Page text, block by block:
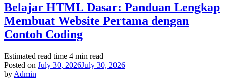
Belajar HTML Dasar: Panduan Lengkap
Membuat Website Pertama dengan
Contoh Coding
Estimated read time 4 min read
Posted on July 30, 2026July 30, 2026
by Admin